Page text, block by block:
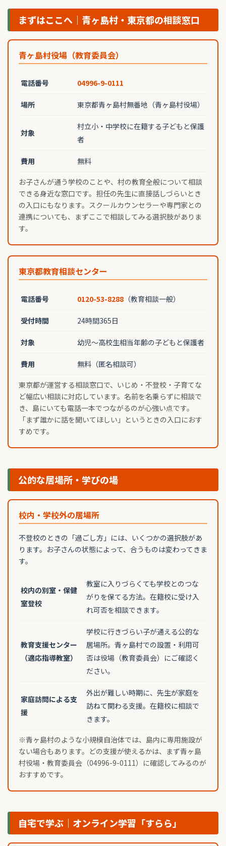
まずはここへ｜青ヶ島村・東京都の相談窓口
青ヶ島村役場（教育委員会）
電話番号 04996-9-0111
場所 東京都青ヶ島村無番地（青ヶ島村役場）
対象
村立小・中学校に在籍する子どもと保護
者
費用 無料
お子さんが通う学校のことや、村の教育全般について相談
できる身近な窓口です。担任の先生に直接話しづらいとき
の入口にもなります。スクールカウンセラーや専門家との
連携についても、まずここで相談してみる選択肢がありま
す。
東京都教育相談センター
電話番号 0120-53-8288 （教育相談一般）
受付時間 24時間365日
対象 幼児〜高校生相当年齢の子どもと保護者
費用 無料（匿名相談可）
東京都が運営する相談窓口で、いじめ・不登校・子育てな
ど幅広い相談に対応しています。名前を名乗らずに相談で
き、島にいても電話一本でつながるのが心強い点です。
「まず誰かに話を聞いてほしい」というときの入口におす
すめです。
公的な居場所・学びの場
校内・学校外の居場所
不登校のときの「過ごし方」には、いくつかの選択肢があ
ります。お子さんの状態によって、合うものは変わってきま
す。
校内の別室・保健
室登校
教室に入りづらくても学校とのつな
がりを保てる方法。在籍校に受け入
れ可否を相談できます。
教育支援センター
（適応指導教室）
学校に行きづらい子が通える公的な
居場所。青ヶ島村での設置・利用可
否は役場（教育委員会）にご確認く
ださい。
家庭訪問による支
援
外出が難しい時期に、先生が家庭を
訪ねて関わる支援。在籍校に相談で
きます。
※青ヶ島村のような小規模自治体では、島内に専用施設が
ない場合もあります。どの支援が使えるかは、まず青ヶ島
村役場・教育委員会（04996-9-0111）に確認してみるのが
おすすめです。
自宅で学ぶ｜オンライン学習「すらら」